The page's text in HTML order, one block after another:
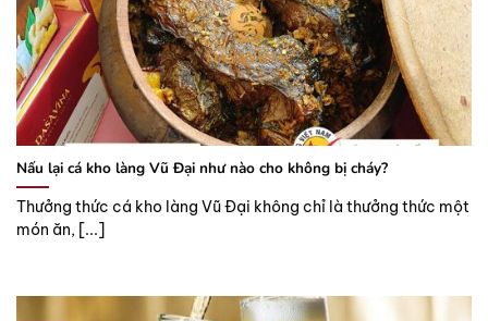
Nấu lại cá kho làng Vũ Đại như nào cho không bị cháy?
Thưởng thức cá kho làng Vũ Đại không chỉ là thưởng thức một
món ăn, [...]